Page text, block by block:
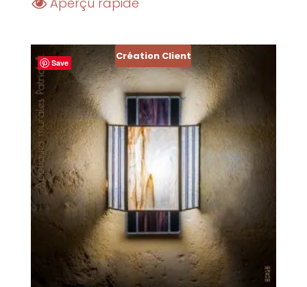
Save
Création Client